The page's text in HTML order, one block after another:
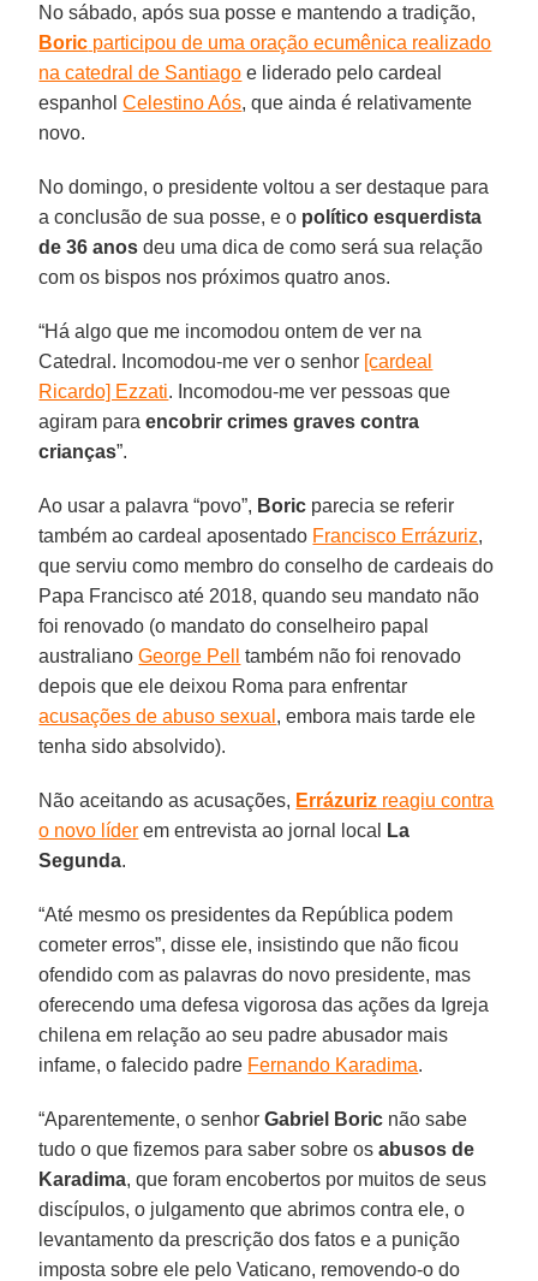
No sábado, após sua posse e mantendo a tradição,
Boric participou de uma oração ecumênica realizado
na catedral de Santiago e liderado pelo cardeal
espanholCelestino Aós, que ainda é relativamente
novo.
No domingo, o presidente voltou a ser destaque para
a conclusão de sua posse, e o político esquerdista
de 36 anos deu uma dica de como será sua relação
com os bispos nos próximos quatro anos.
“Há algo que me incomodou ontem de ver na
Catedral. Incomodou-me ver o senhor [cardeal
Ricardo] Ezzati. Incomodou-me ver pessoas que
agiram paraencobrir crimes graves contra
crianças”.
Ao usar a palavra “povo”, Boric parecia se referir
também ao cardeal aposentado Francisco Errázuriz,
que serviu como membro do conselho de cardeais do
Papa Francisco até 2018, quando seu mandato não
foi renovado (o mandato do conselheiro papal
australianoGeorge Pell
também não foi renovado
depois que ele deixou Roma para enfrentar
acusações de abuso sexual , embora mais tarde ele
tenha sido absolvido).
Não aceitando as acusações, Errázuriz reagiu contra
o novo líder em entrevista ao jornal local
La
Segunda.
“Até mesmo os presidentes da República podem
cometer erros”, disse ele, insistindo que não ficou
ofendido com as palavras do novo presidente, mas
oferecendo uma defesa vigorosa das ações da Igreja
chilena em relação ao seu padre abusador mais
infame, o falecido padre Fernando Karadima.
“Aparentemente, o senhorGabriel Boric não sabe
tudo o que fizemos para saber sobre osabusos de
Karadima, que foram encobertos por muitos de seus
discípulos, o julgamento que abrimos contra ele, o
levantamento da prescrição dos fatos e a punição
imposta sobre ele pelo Vaticano, removendo-o do